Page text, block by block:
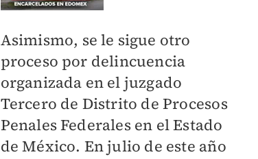
Asimismo, se le sigue otro
proceso por delincuencia
organizada en el juzgado
Tercero de Distrito de Procesos
Penales Federales en el Estado
de México. En julio de este año